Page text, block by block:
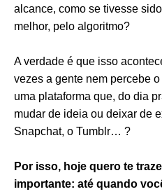
alcance, como se tivesse
melhor, pelo algoritmo?
A verdade é que isso
vezes a gente nem percebe
uma plataforma que, do dia
mudar de ideia ou deixar de
Snapchat, o Tumblr… ?
Por isso, hoje quero te
importante: até quando